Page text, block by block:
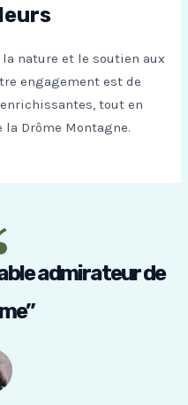
nature et le soutien aux
engagement est de
tout en
Drôme Montagne.
admirateur de